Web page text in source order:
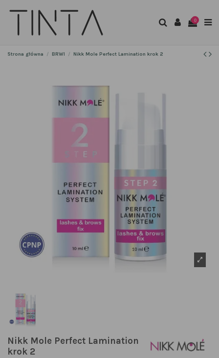
0
Strona główna BRWI Nikk Mole Perfect Lamination krok 2
Nikk Mole Perfect Lamination
krok 2